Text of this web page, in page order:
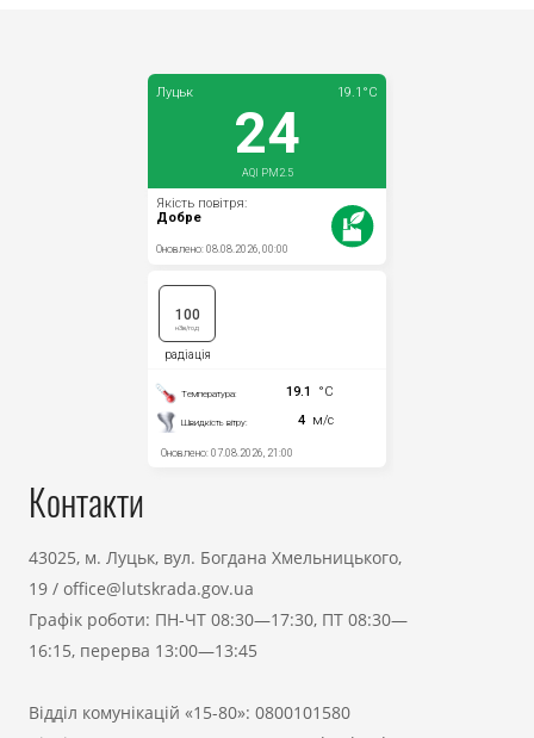
Контакти
43025, м. Луцьк, вул. Богдана Хмельницького,
19 / office@lutskrada.gov.ua
Графік роботи: ПН-ЧТ 08:30—17:30, ПТ 08:30—
16:15, перерва 13:00—13:45
Відділ комунікацій «15-80»: 0800101580